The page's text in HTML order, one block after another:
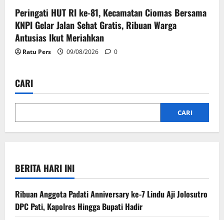
Peringati HUT RI ke-81, Kecamatan Ciomas Bersama
KNPI Gelar Jalan Sehat Gratis, Ribuan Warga
Antusias Ikut Meriahkan
Ratu Pers 09/08/2026 0
CARI
CARI
BERITA HARI INI
Ribuan Anggota Padati Anniversary ke-7 Lindu Aji Jolosutro
DPC Pati, Kapolres Hingga Bupati Hadir